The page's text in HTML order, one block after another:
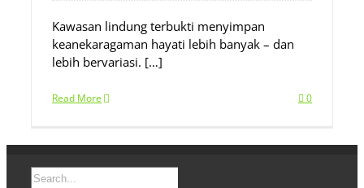
Kawasan lindung terbukti menyimpan
keanekaragaman hayati lebih banyak – dan
lebih bervariasi. […]
Read More 0
Search